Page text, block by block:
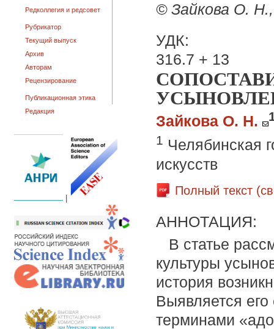
Редколлегия и редсовет
Рубрикатор
Текущий выпуск
Архив
Авторам
Рецензирование
Публикационная этика
Редакция
© Зайкова О.
УДК:
316.7 + 13
Зайкова О. Н.
1 Челябинская
искусств
Полный текст
АННОТАЦИЯ:
В статье
культуры
история
Выявляется
терминами